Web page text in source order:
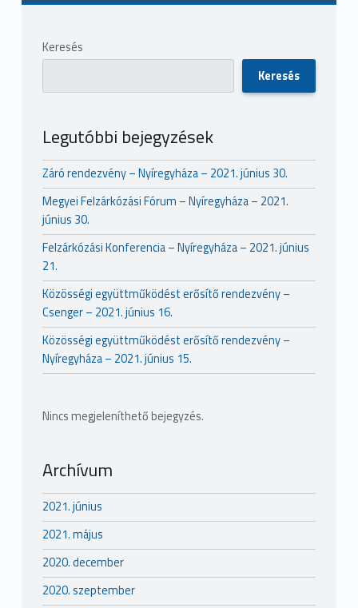
Sidebar
Keresés
Keresés
Legutóbbi bejegyzések
Záró rendezvény – Nyíregyháza – 2021. június 30.
Megyei Felzárkózási Fórum – Nyíregyháza – 2021.
június 30.
Felzárkózási Konferencia – Nyíregyháza – 2021. június
21.
Közösségi együttműködést erősítő rendezvény –
Csenger – 2021. június 16.
Közösségi együttműködést erősítő rendezvény –
Nyíregyháza – 2021. június 15.
Nincs megjeleníthető bejegyzés.
Archívum
2021. június
2021. május
2020. december
2020. szeptember